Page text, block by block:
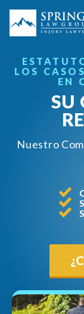
LOS
EN
SU
Nuestro